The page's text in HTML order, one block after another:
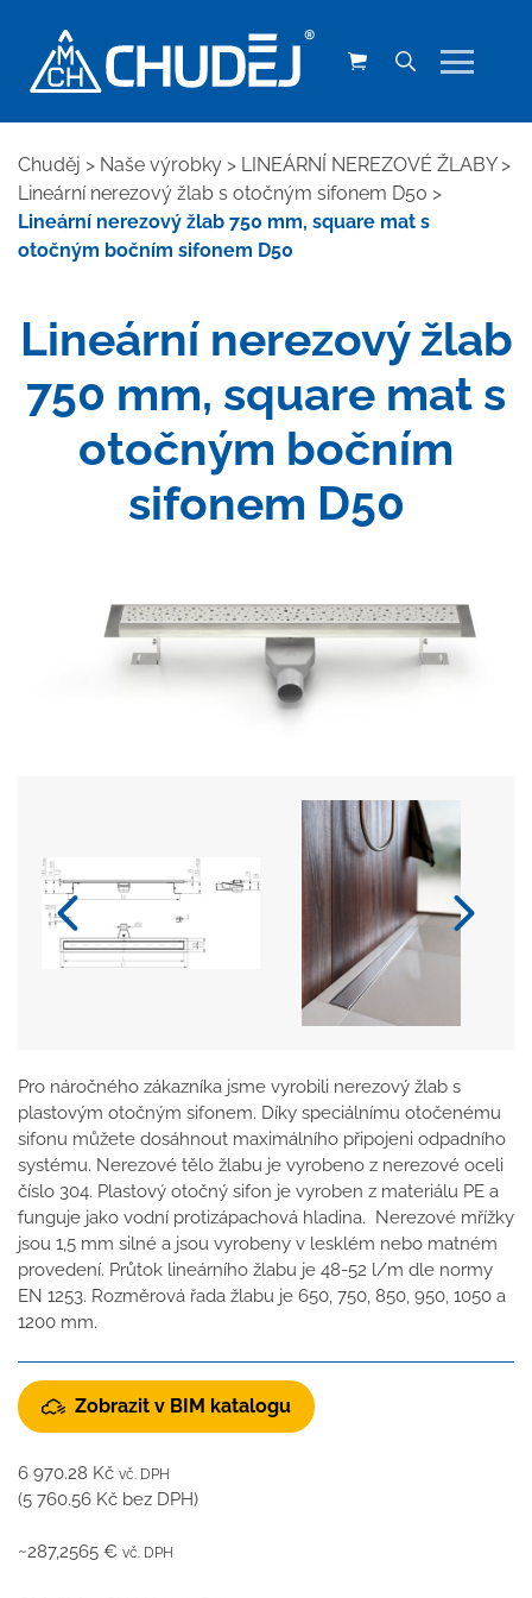
Chuděj > Naše výrobky > LINEÁRNÍ NEREZOVÉ ŽLABY>
Lineární nerezový žlab s otočným sifonem D50 >
Lineární nerezový žlab 750 mm, square mat s
otočným bočním sifonem D50
Lineární nerezový žlab
750 mm, square mat s
otočným bočním
sifonem D50
Pro náročného zákazníka jsme vyrobili nerezový žlab s
plastovým otočným sifonem. Díky speciálnímu otočenému
sifonu můžete dosáhnout maximálního připojeni odpadního
systému. Nerezové tělo žlabu je vyrobeno z nerezové oceli
číslo 304. Plastový otočný sifon je vyroben z materiálu PE a
funguje jako vodní protizápachová hladina. Nerezové mřížky
jsou 1,5 mm silné a jsou vyrobeny v lesklém nebo matném
provedení. Průtok lineárního žlabu je 48-52 l/m dle normy
EN 1253. Rozměrová řada žlabu je 650, 750, 850, 950, 1050 a
1200 mm.
Zobrazit v BIM katalogu
6 970.28 Kč vč. DPH
(5 760.56 Kč bez DPH)
~287,2565 € vč. DPH